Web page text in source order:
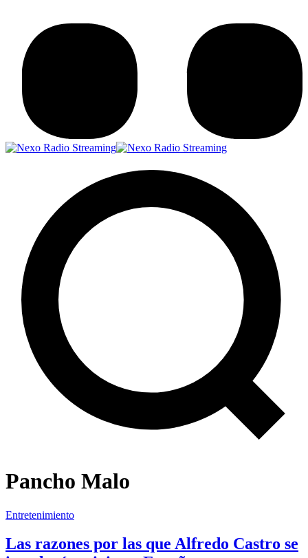
Pancho Malo
Entretenimiento
Las razones por las que Alfredo Castro se